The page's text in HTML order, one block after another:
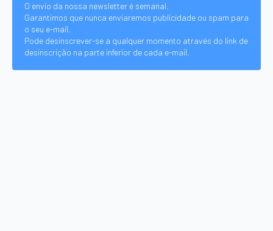
O envio da nossa newsletter é semanal.
Garantimos que nunca enviaremos publicidade ou spam para
o seu e-mail.
Pode desinscrever-se a qualquer momento através do link de
desinscrição na parte inferior de cada e-mail.